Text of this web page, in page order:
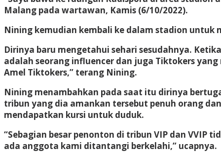
Malang pada wartawan, Kamis (6/10/2022).
Nining kemudian kembali ke dalam stadion
Dirinya baru mengetahui sehari sesudahnya.
adalah seorang influencer dan juga Tiktokers
Amel Tiktokers,” terang Nining.
Nining menambahkan pada saat itu dirinya
tribun yang dia amankan tersebut penuh orang
mendapatkan kursi untuk duduk.
“Sebagian besar penonton di tribun VIP dan VVIP
ada anggota kami ditantangi berkelahi,” ucapnya.